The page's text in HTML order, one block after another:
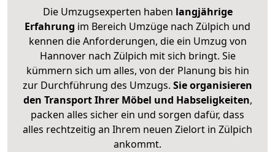
Die Umzugsexperten haben langjährige
Erfahrung im Bereich Umzüge nach Zülpich und
kennen die Anforderungen, die ein Umzug von
Hannover nach Zülpich mit sich bringt. Sie
kümmern sich um alles, von der Planung bis hin
zur Durchführung des Umzugs. Sie organisieren
den Transport Ihrer Möbel und Habseligkeiten,
packen alles sicher ein und sorgen dafür, dass
alles rechtzeitig an Ihrem neuen Zielort in Zülpich
ankommt.